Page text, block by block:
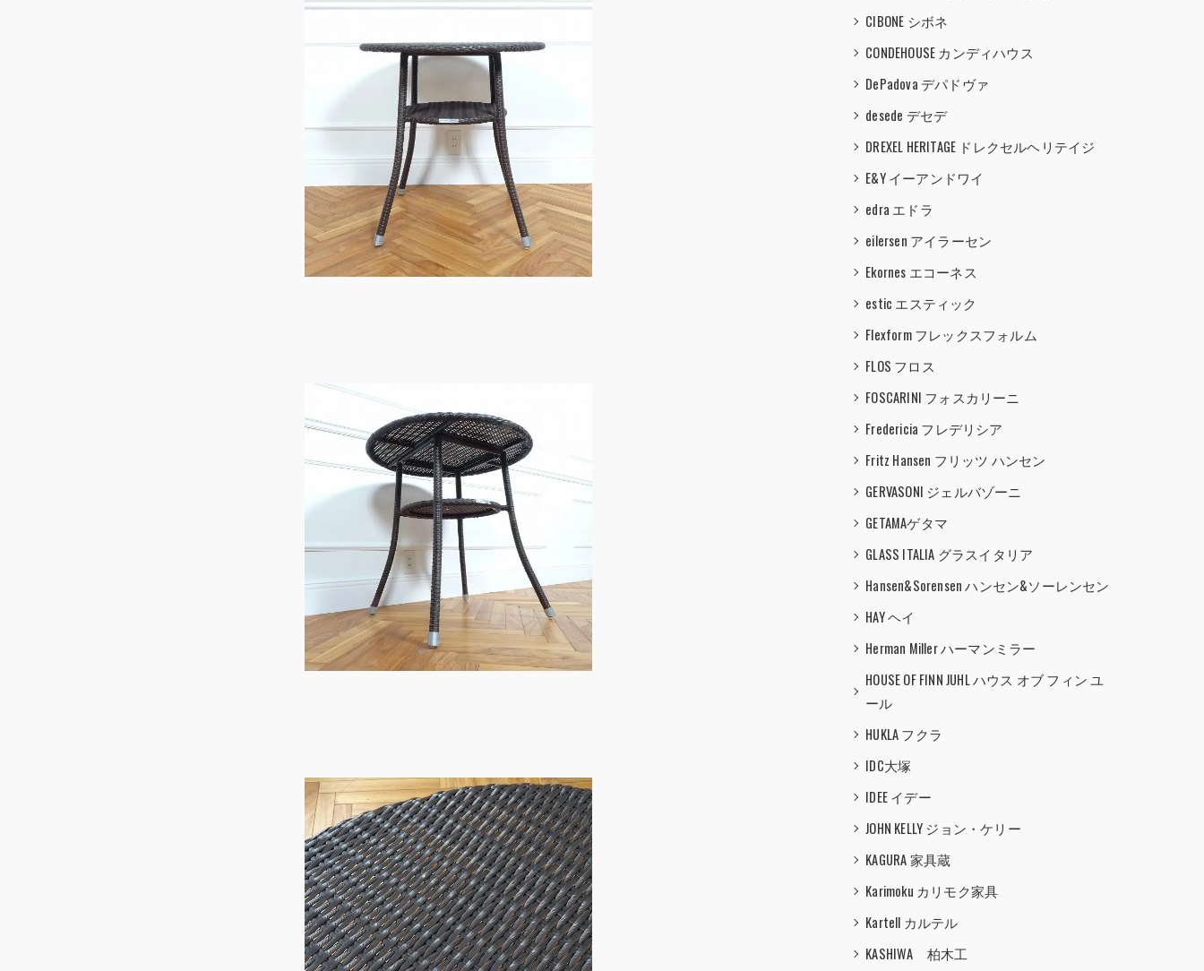
CIBONE シボネ
CONDEHOUSE カンディハウス
DePadova デパドヴァ
desede デセデ
DREXEL HERITAGE ドレクセルヘリテイジ
E&Y イーアンドワイ
edra エドラ
eilersen アイラーセン
Ekornes エコーネス
estic エスティック
Flexform フレックスフォルム
FLOS フロス
FOSCARINI フォスカリーニ
Fredericia フレデリシア
Fritz Hansen フリッツ ハンセン
GERVASONI ジェルバゾーニ
GETAMAゲタマ
GLASS ITALIA グラスイタリア
Hansen&Sorensen ハンセン&ソーレンセン
HAY ヘイ
Herman Miller ハーマンミラー
HOUSE OF FINN JUHL ハウス オブ フィン ユ
ール
HUKLA フクラ
IDC大塚
IDEE イデー
JOHN KELLY ジョン・ケリー
KAGURA 家具蔵
Karimoku カリモク家具
Kartell カルテル
KASHIWA 柏木工